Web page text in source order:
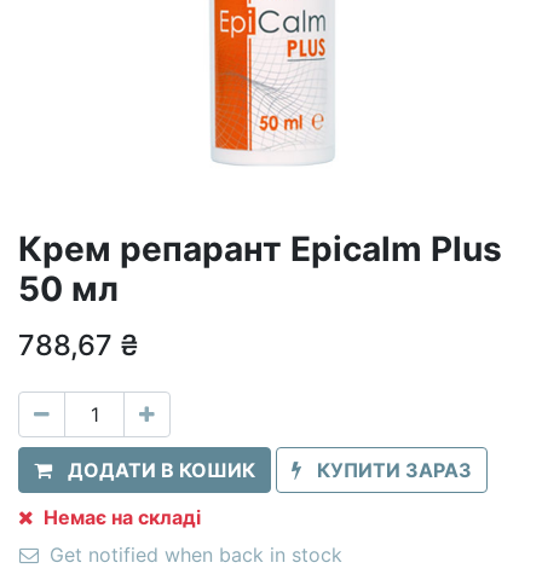
Крем репарант Epicalm Plus
50 мл
788,67 ₴
ДОДАТИ В КОШИК
КУПИТИ ЗАРАЗ
Немає на складі
Get notified when back in stock